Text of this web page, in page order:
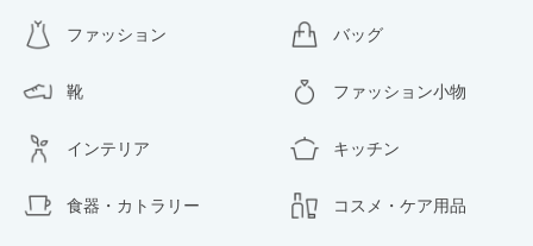
ファッション バッグ
靴 ファッション小物
インテリア キッチン
食器・カトラリー コスメ・ケア用品